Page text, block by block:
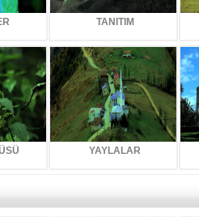
TANITIM
YAYLALAR